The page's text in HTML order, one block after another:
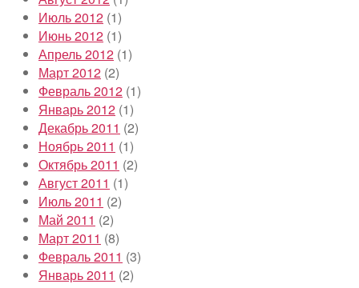
Июль 2012 (1)
Июнь 2012 (1)
Апрель 2012 (1)
Март 2012 (2)
Февраль 2012 (1)
Январь 2012 (1)
Декабрь 2011 (2)
Ноябрь 2011 (1)
Октябрь 2011 (2)
Август 2011 (1)
Июль 2011 (2)
Май 2011 (2)
Март 2011 (8)
Февраль 2011 (3)
Январь 2011 (2)